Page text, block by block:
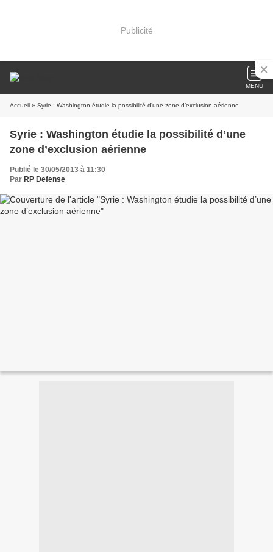
Publicité
MENU
Accueil » Syrie : Washington étudie la possibilité d’une zone d’exclusion aérienne
Syrie : Washington étudie la possibilité d’une
zone d’exclusion aérienne
Publié le 30/05/2013 à 11:30
Par RP Defense